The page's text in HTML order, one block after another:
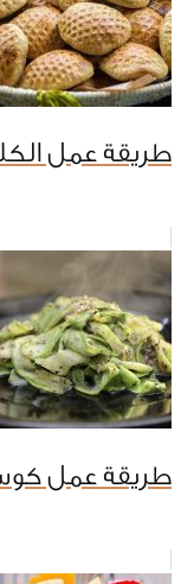
طريقة عمل
طريقة عمل